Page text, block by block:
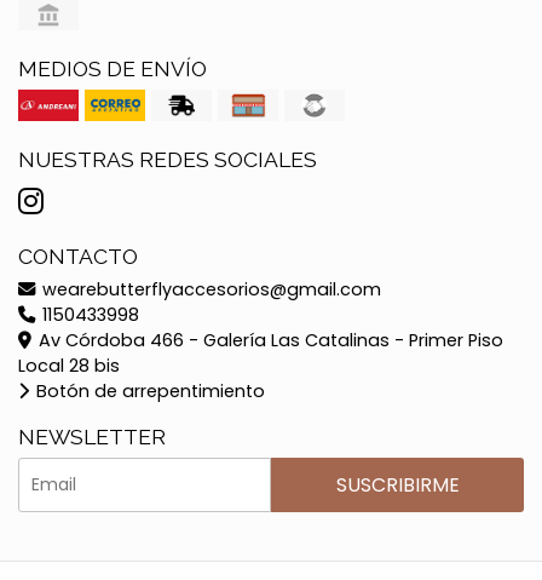
MEDIOS DE ENVÍO
NUESTRAS REDES SOCIALES
CONTACTO
wearebutterflyaccesorios@gmail.com
1150433998
Av Córdoba 466 - Galería Las Catalinas - Primer Piso
Local 28 bis
Botón de arrepentimiento
NEWSLETTER
SUSCRIBIRME